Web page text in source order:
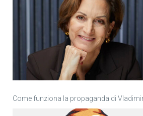
Come funziona la propaganda di